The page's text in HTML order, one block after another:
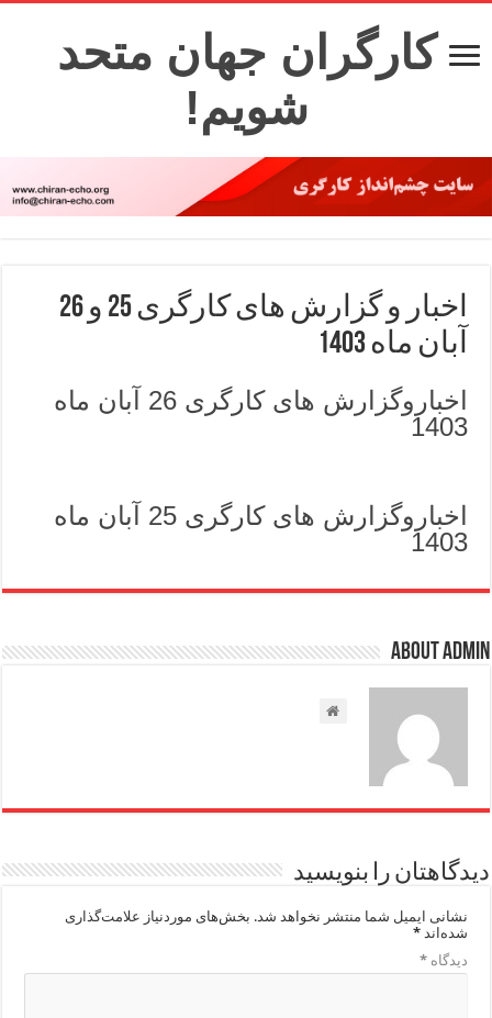
کارگران جهان متحد
شویم!
اخبار و گزارش های کارگری 25 و 26
آبان ماه 1403
اخباروگزارش های کارگری 26 آبان ماه
1403
اخباروگزارش های کارگری 25 آبان ماه
1403
About admin
دیدگاهتان را بنویسید
نشانی ایمیل شما منتشر نخواهد شد. بخش‌های موردنیاز علامت‌گذاری
شده‌اند*
دیدگاه*